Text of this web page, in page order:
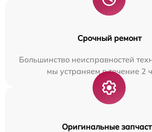
Срочный ремонт
Большинство неисправностей
мы устраняем в течение 2
Оригинальные